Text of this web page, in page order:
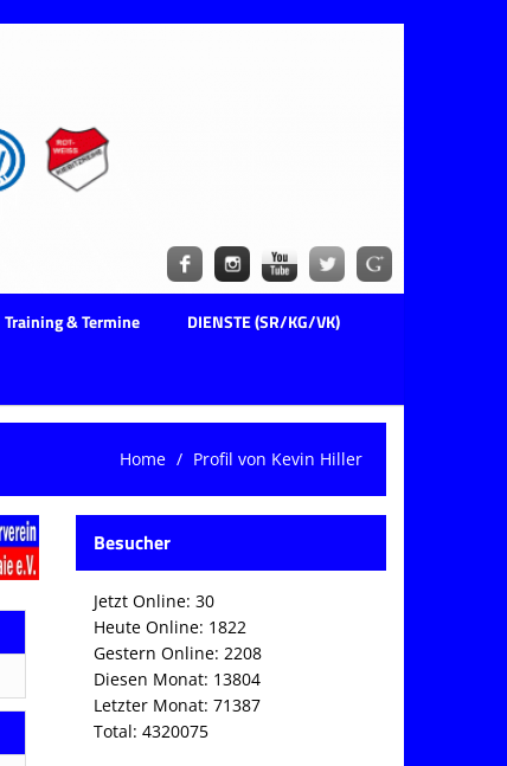
Training & Termine DIENSTE (SR/KG/VK)
Home Profil von Kevin Hiller
Besucher
Jetzt Online: 30
Heute Online: 1822
Gestern Online: 2208
Diesen Monat: 13804
Letzter Monat: 71387
Total: 4320075